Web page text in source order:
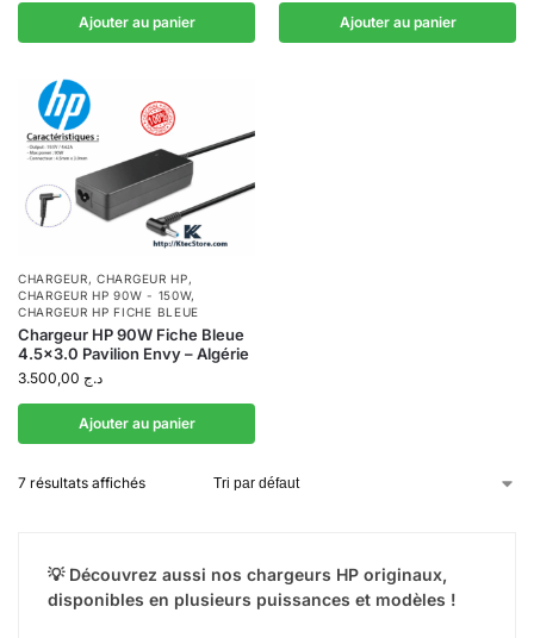
Ajouter au panier Ajouter au panier
CHARGEUR,CHARGEUR HP,
CHARGEUR HP 90W - 150W,
CHARGEUR HP FICHE BLEUE
Chargeur HP 90W Fiche Bleue
4.5×3.0 Pavilion Envy – Algérie
د.ج
Ajouter au panier
7 résultats affichés
💡 Découvrez aussi nos chargeurs HP originaux,
disponibles en plusieurs puissances et modèles !